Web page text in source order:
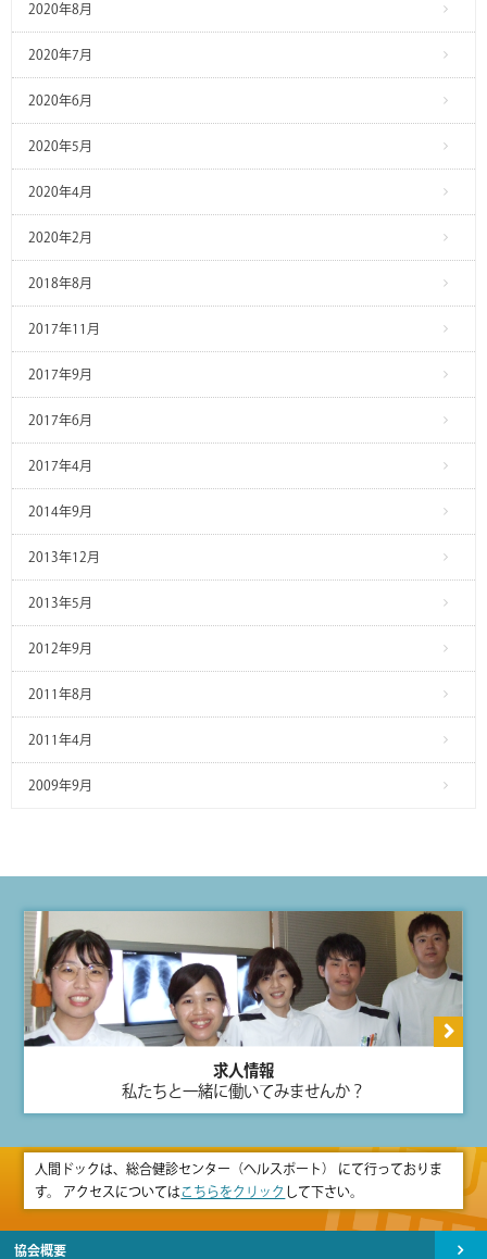
2020年8月
2020年7月
2020年6月
2020年5月
2020年4月
2020年2月
2018年8月
2017年11月
2017年9月
2017年6月
2017年4月
2014年9月
2013年12月
2013年5月
2012年9月
2011年8月
2011年4月
2009年9月
求人情報
私たちと一緒に働いてみませんか？
人間ドックは、総合健診センター（ヘルスポート） にて行っておりま
す。 アクセスについては こちらをクリック して下さい。
協会概要